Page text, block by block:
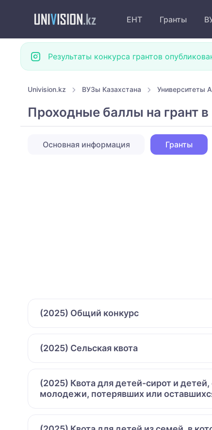
ЕНТ Гранты
Результаты конкурса грантов
Univision.kz ВУЗы Казахстана Университеты
Проходные баллы на грант
Основная информация Гранты
(2025) Общий конкурс
(2025) Сельская квота
(2025) Квота для детей-сирот и
молодежи, потерявших или